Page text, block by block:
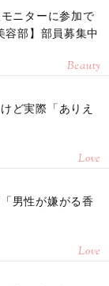
ニターに参加で
容部】部員募集中
Beauty
ど実際「ありえ
Love
男性が嫌がる香
Love